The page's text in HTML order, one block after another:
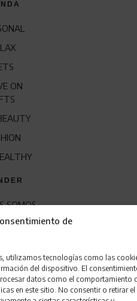
de
utilizamos tecnologías como las
del dispositivo. El
datos como el comportamiento
en este sitio. No consentir o retirar el
ON
SOMOS